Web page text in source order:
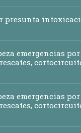
presunta
emergencias
emergencias